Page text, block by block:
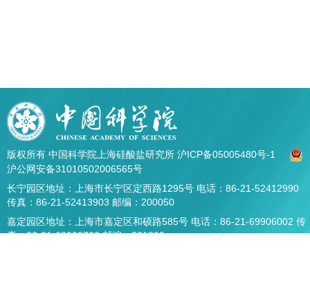
版权所有 中国科学院上海硅酸盐研究所 沪ICP备05005480号-1
沪公网安备31010502006565号
长宁园区地址：上海市长宁区定西路1295号 电话：86-21-52412990
传真：86-21-52413903 邮编：200050
嘉定园区地址：上海市嘉定区和硕路585号 电话：86-21-69906002 传
真：86-21-69906700 邮编：201899